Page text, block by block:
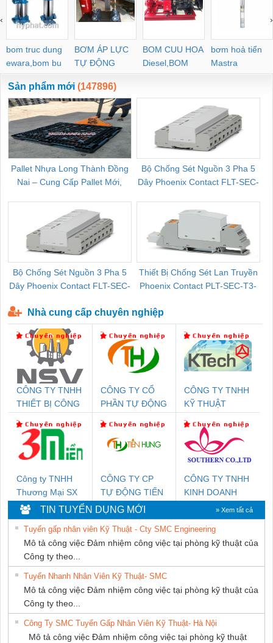
bom truc dung
ewara,bom bu
ewara
BƠM ÁP LỰC
TỰ ĐỘNG
BOM CUU HOA
Diesel,BOM
CHUA CHAY
bơm hoả tiển
Mastra
‹ ›
Sản phẩm mới (147896)
Pallet Nhựa Long Thành Đồng
Nai – Cung Cấp Pallet Mới,
Bộ Chống Sét Nguồn 3 Pha 5
Dây Phoenix Contact FLT-SEC-
Bộ Chống Sét Nguồn 3 Pha 5
Dây Phoenix Contact FLT-SEC-
Thiết Bị Chống Sét Lan Truyền
Phoenix Contact PLT-SEC-T3-
Nhà cung cấp chuyên nghiệp
CÔNG TY TNHH
THIẾT BỊ CÔNG
SETSUBI VIỆT
NAM
CÔNG TY CỔ
PHẦN TỰ ĐỘNG
CÔNG TY TNHH
KỸ THUẬT
NAM
Công ty TNHH
Thương Mại SX
Ba Miền
CÔNG TY CP
TỰ ĐỘNG TIẾN
HƯNG
CÔNG TY TNHH
KINH DOANH
DỊCH VỤ XNK
PHƯƠNG NAM
TIN TUYỂN DỤNG MỚI » Xem tất cả
Tuyển gấp nhân viên Kỹ Thuật - Cty SMC Engineering
Mô tả công việc Đảm nhiệm công việc tại phòng kỹ thuật của
Công ty theo...
Tuyển Nhanh Nhân Viên Kỹ Thuật- SMC
Mô tả công việc Đảm nhiệm công việc tại phòng kỹ thuật của
Công ty theo...
Công Ty SMC Tuyển Gấp Nhân Viên Kỹ Thuật- Hà Nội
Mô tả công việc Đảm nhiệm công việc tại phòng kỹ thuật